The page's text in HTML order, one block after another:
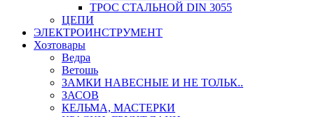
ТРОС СТАЛЬНОЙ DIN 3055
ЦЕПИ
ЭЛЕКТРОИНСТРУМЕНТ
Хозтовары
Ведра
Ветошь
ЗАМКИ НАВЕСНЫЕ И НЕ ТОЛЬК..
ЗАСОВ
КЕЛЬМА, МАСТЕРКИ